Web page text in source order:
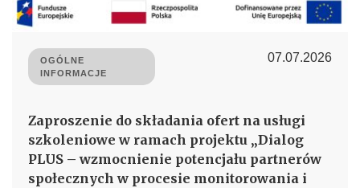
OGÓLNE
INFORMACJE
07.07.2026
Zaproszenie do składania ofert na usługi
szkoleniowe w ramach projektu „Dialog
PLUS – wzmocnienie potencjału partnerów
społecznych w procesie monitorowania i